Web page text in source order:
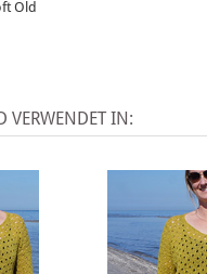
Old
VERWENDET IN: